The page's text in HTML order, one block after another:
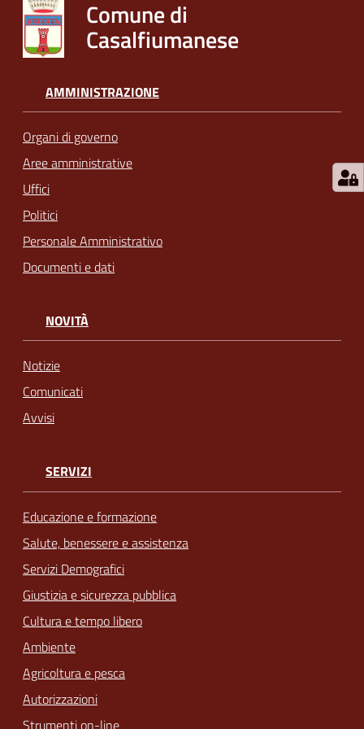
Comune di
Casalfiumanese
AMMINISTRAZIONE
Organi di governo
Aree amministrative
Uffici
Politici
Personale Amministrativo
Documenti e dati
NOVITÀ
Notizie
Comunicati
Avvisi
SERVIZI
Educazione e formazione
Salute, benessere e assistenza
Servizi Demografici
Giustizia e sicurezza pubblica
Cultura e tempo libero
Ambiente
Agricoltura e pesca
Autorizzazioni
Strumenti on-line